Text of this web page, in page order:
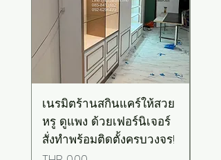
เนรมิตร้านสกินแคร์ให้สวย
หรู ดูแพง ด้วยเฟอร์นิเจอร์
สั่งทำพร้อมติดตั้งครบวงจร!